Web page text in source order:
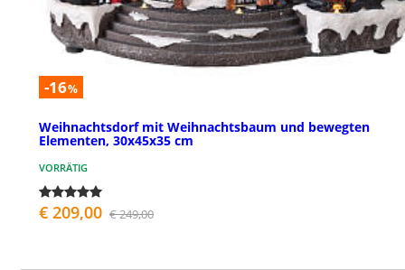
-16%
Weihnachtsdorf mit Weihnachtsbaum und bewegten
Elementen, 30x45x35 cm
VORRÄTIG
€ 209,00 € 249,00